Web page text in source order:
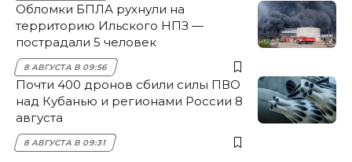
Обломки БПЛА рухнули на
территорию Ильского НПЗ —
пострадали 5 человек
8 АВГУСТА В 09:56
Почти 400 дронов сбили силы ПВО
над Кубанью и регионами России 8
августа
8 АВГУСТА В 09:31